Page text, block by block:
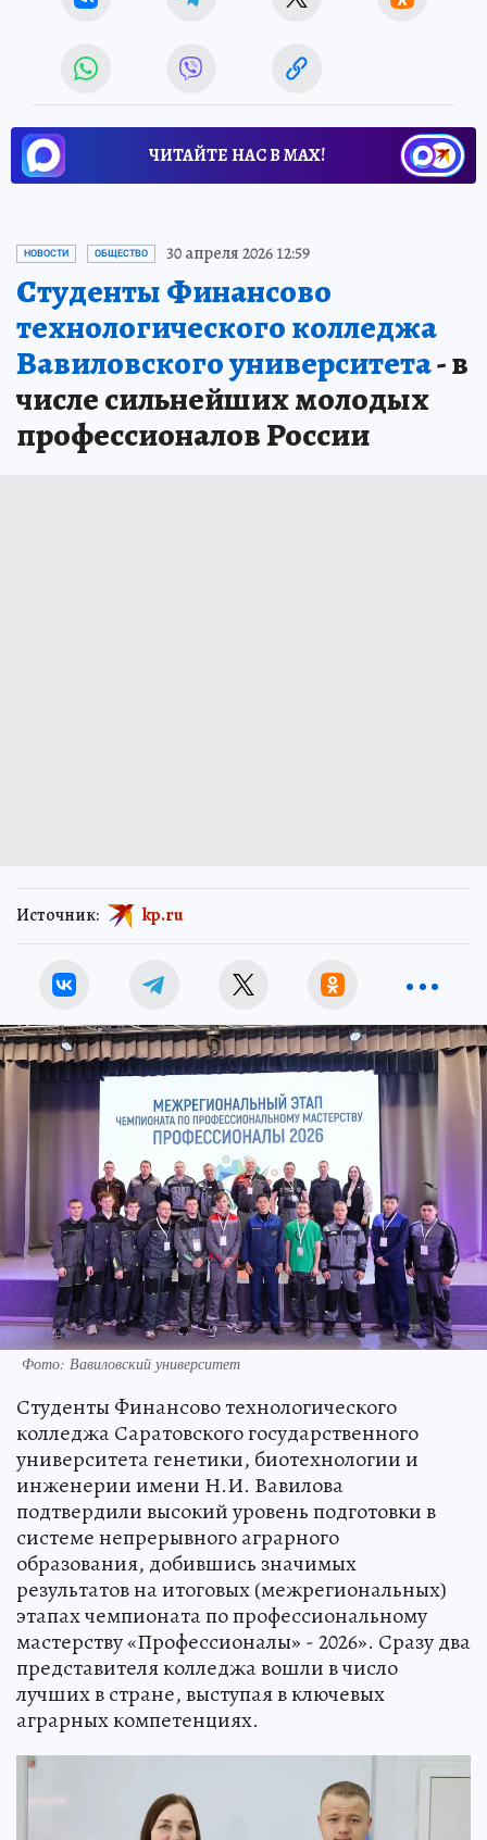
ЧИТАЙТЕ НАС В МАХ!
НОВОСТИ ОБЩЕСТВО 30 апреля 2026 12:59
Студенты Финансово
технологического колледжа
Вавиловского университета- в
числе сильнейших молодых
профессионалов России
Источник: kp.ru
Фото: Вавиловский университет
Студенты Финансово технологического
колледжа Саратовского государственного
университета генетики, биотехнологии и
инженерии имени Н.И. Вавилова
подтвердили высокий уровень подготовки в
системе непрерывного аграрного
образования, добившись значимых
результатов на итоговых (межрегиональных)
этапах чемпионата по профессиональному
мастерству «Профессионалы» - 2026». Сразу два
представителя колледжа вошли в число
лучших в стране, выступая в ключевых
аграрных компетенциях.